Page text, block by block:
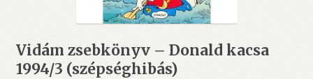
Vidám zsebkönyv – Donald kacsa
1994/3 (szépséghibás)